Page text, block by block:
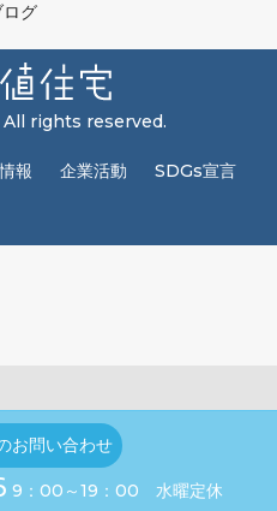
お問い合わせ
9：00～19：00 水曜定休
ログ
All rights reserved.
報 企業活動
SDGs宣言